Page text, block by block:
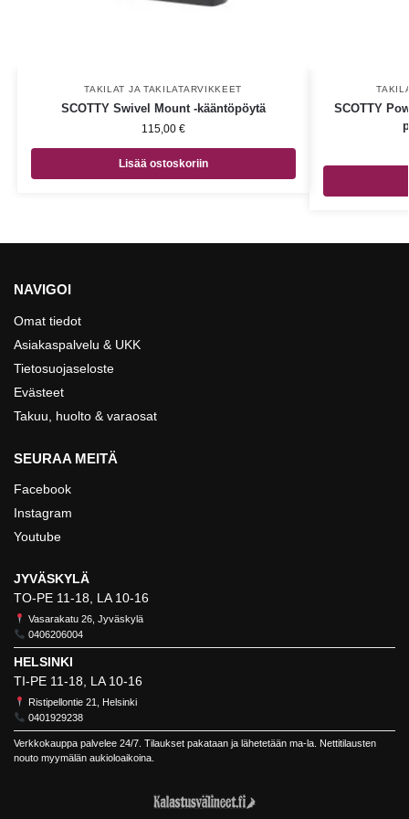
TAKILAT JA TAKILATARVIKKEET
SCOTTY Swivel Mount -kääntöpöytä
115,00 €
Lisää ostoskoriin
SCOTTY
NAVIGOI
Omat tiedot
Asiakaspalvelu & UKK
Tietosuojaseloste
Evästeet
Takuu, huolto & varaosat
SEURAA MEITÄ
Facebook
Instagram
Youtube
JYVÄSKYLÄ
TO-PE 11-18, LA 10-16
Vasarakatu 26, Jyväskylä
0406206004
HELSINKI
TI-PE 11-18, LA 10-16
Ristipellontie 21, Helsinki
0401929238
Verkkokauppa palvelee 24/7. Tilaukset pakataan ja lähetetään ma-la. Nettitilausten
nouto myymälän aukioloaikoina.